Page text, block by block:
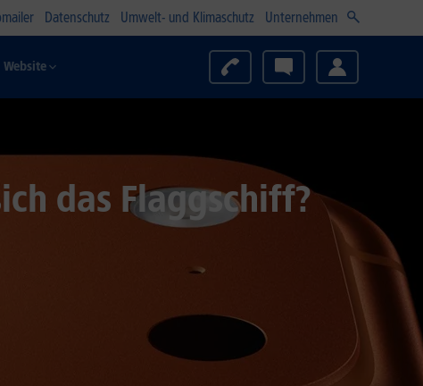
Datenschutz Umwelt- und Klimaschutz Unternehmen
das Flaggschiff?